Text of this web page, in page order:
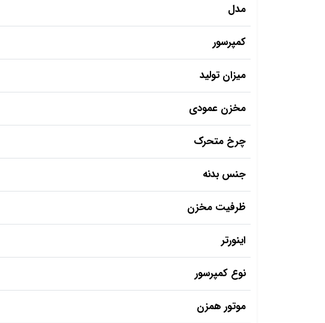
مدل
کمپرسور
میزان تولید
مخزن عمودی
چرخ متحرک
جنس بدنه
ظرفیت مخزن
اینورتر
نوع کمپرسور
موتور همزن